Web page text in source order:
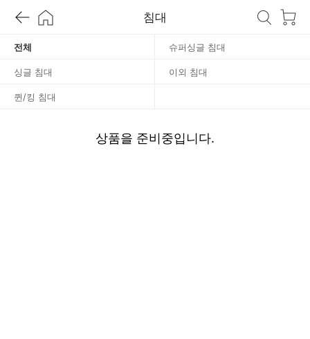
침대
전체 슈퍼싱글 침대
싱글 침대 이외 침대
퀸/킹 침대
상품을 준비중입니다.